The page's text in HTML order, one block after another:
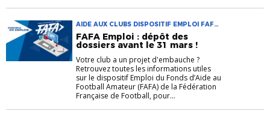
AIDE AUX CLUBS DISPOSITIF EMPLOI FAFA
FFF SERVICE AUX CLUBS
FAFA Emploi : dépôt des
dossiers avant le 31 mars !
Votre club a un projet d'embauche ?
Retrouvez toutes les informations utiles
sur le dispositif Emploi du Fonds d’Aide au
Football Amateur (FAFA) de la Fédération
Française de Football, pour...